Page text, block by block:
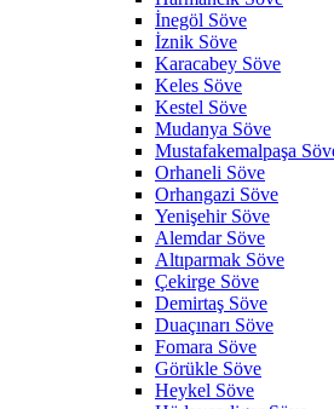
İnegöl Söve
İznik Söve
Karacabey Söve
Keles Söve
Kestel Söve
Mudanya Söve
Mustafakemalpaşa
Orhaneli Söve
Orhangazi Söve
Yenişehir Söve
Alemdar Söve
Altıparmak Söve
Çekirge Söve
Demirtaş Söve
Duaçınarı Söve
Fomara Söve
Görükle Söve
Heykel Söve